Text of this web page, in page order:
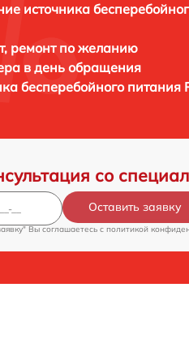
источника
ремонт по желанию
в день обращения
бесперебойного
со
Оставить заявку
Вы соглашаетесь c политикой